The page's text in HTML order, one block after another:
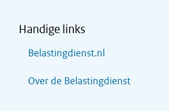
Handige links
Belastingdienst.nl
Over de Belastingdienst